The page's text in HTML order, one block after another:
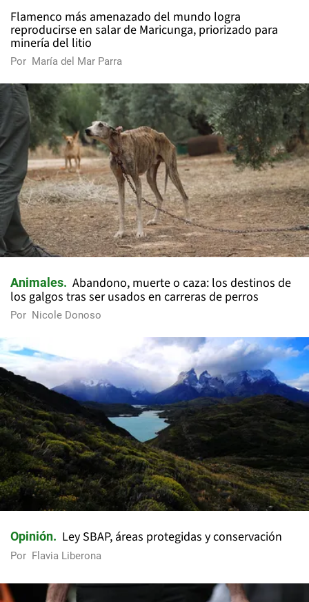
Flamenco más amenazado del mundo logra
reproducirse en salar de Maricunga, priorizado para
minería del litio
Por María del Mar Parra
Animales
Abandono, muerte o caza: los destinos de
los galgos tras ser usados en carreras de perros
Por Nicole Donoso
Opinión Ley SBAP, áreas protegidas y conservación
Por Flavia Liberona